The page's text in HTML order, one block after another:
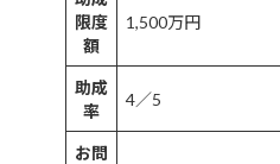
限度
額
1,500万円
助成
率
4／5
お問